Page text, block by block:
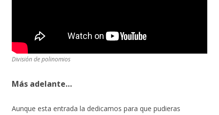
División de polinomios
Más adelante…
Aunque esta entrada la dedicamos para que pudieras